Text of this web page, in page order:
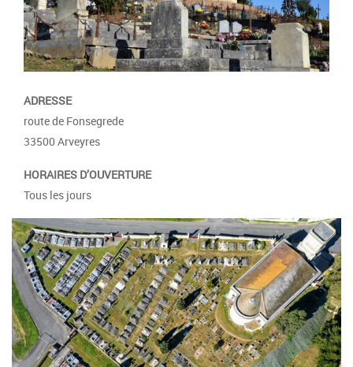
ADRESSE
route de Fonsegrede
33500 Arveyres
HORAIRES D’OUVERTURE
Tous les jours